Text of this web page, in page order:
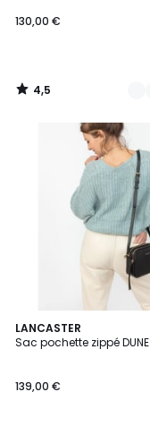
130,00 €
4,5
/
LANCASTER
Sac pochette zippé DUNE
139,00 €
4,6
/ 5
2
Couleurs